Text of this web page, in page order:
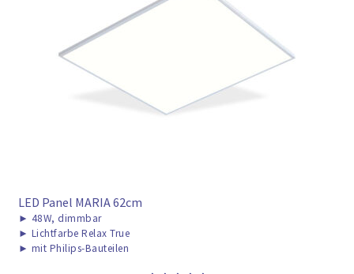
► VERSANDARTEN
LED Panel MARIA 62cm
► 48W, dimmbar
► Lichtfarbe Relax True
► mit Philips-Bauteilen